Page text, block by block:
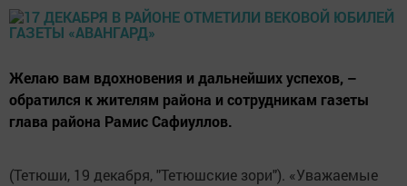
Желаю вам вдохновения и дальнейших успехов, –
обратился к жителям района и сотрудникам газеты
глава района ­Рамис Сафиуллов.
(Тетюши, 19 декабря, "Тетюшские зори"). «Уважаемые